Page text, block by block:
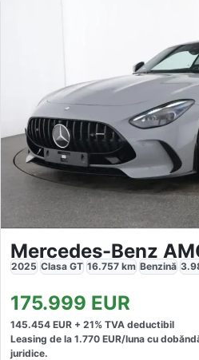
2025 Clasa GT 16.757 km Benzină
175.999 EUR
145.454 EUR + 21% TVA deductibil
Leasing de la 1.770 EUR/luna cu
juridice.